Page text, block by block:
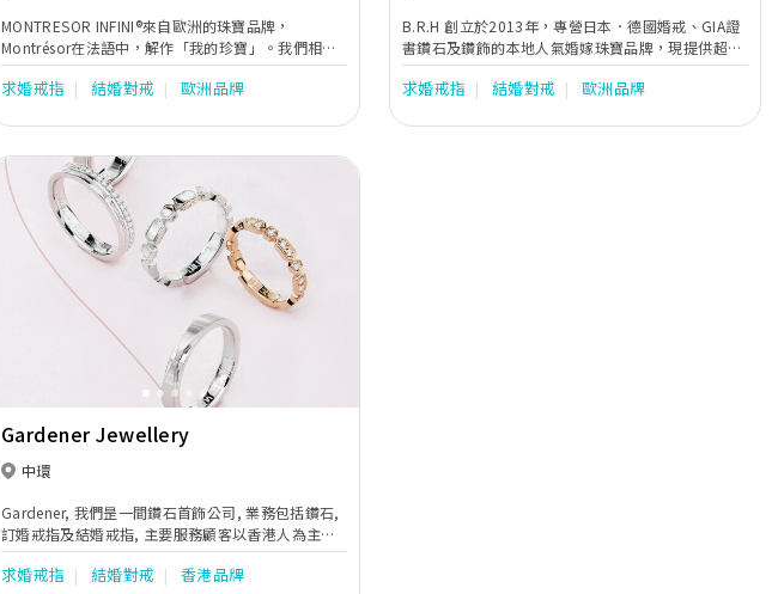
MONTRESOR INFINI®️來自歐洲的珠寶品牌，
Montrésor在法語中，解作「我的珍寶」。我們相
信，愛情及戒指都是獨一無二的珍寶，愛情如同珍寶
一樣永不衰落，直到無盡的永恆（Infini）。
求婚戒指 結婚對戒 歐洲品牌
B.R.H 創立於2013年，專營日本．德國婚戒、GIA證
書鑽石及鑽飾的本地人氣婚嫁珠寶品牌，現提供超過
500個婚戒款式。我們致力了解客人的實際需求，再
透過專業分析，為客人找到心目中的求婚鑽戒及婚
求婚戒指 結婚對戒 歐洲品牌
Previous
Gardener Jewellery
中環
Gardener, 我們昰一間鑽石首飾公司, 業務包括鑽石,
訂婚戒指及結婚戒指, 主要服務顧客以香港人為主。
我們提供高質素產品及服務, 同時Gardener產品會展
示較簡約, 獨一與及時代感既設計再配合以最好既鑽
求婚戒指 結婚對戒 香港品牌